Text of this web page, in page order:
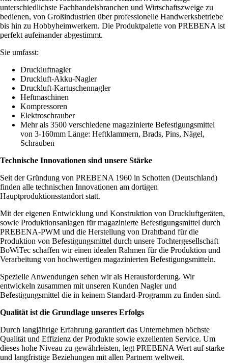
unterschiedlichste Fachhandelsbranchen und Wirtschaftszweige zu
bedienen, von Großindustrien über professionelle Handwerksbetriebe
bis hin zu Hobbyheimwerkern. Die Produktpalette von PREBENA ist
perfekt aufeinander abgestimmt.
Sie umfasst:
Druckluftnagler
Druckluft-Akku-Nagler
Druckluft-Kartuschennagler
Heftmaschinen
Kompressoren
Elektroschrauber
Mehr als 3500 verschiedene magazinierte Befestigungsmittel
von 3-160mm Länge: Heftklammern, Brads, Pins, Nägel,
Schrauben
Technische Innovationen sind unsere Stärke
Seit der Gründung von PREBENA 1960 in Schotten (Deutschland)
finden alle technischen Innovationen am dortigen
Hauptproduktionsstandort statt.
Mit der eigenen Entwicklung und Konstruktion von Druckluftgeräten,
sowie Produktionsanlagen für magazinierte Befestigungsmittel durch
PREBENA-PWM und die Herstellung von Drahtband für die
Produktion von Befestigungsmittel durch unsere Tochtergesellschaft
BoWiTec schaffen wir einen idealen Rahmen für die Produktion und
Verarbeitung von hochwertigen magazinierten Befestigungsmitteln.
Spezielle Anwendungen sehen wir als Herausforderung. Wir
entwickeln zusammen mit unseren Kunden Nagler und
Befestigungsmittel die in keinem Standard-Programm zu finden sind.
Qualität ist die Grundlage unseres Erfolgs
Durch langjährige Erfahrung garantiert das Unternehmen höchste
Qualität und Effizienz der Produkte sowie exzellenten Service. Um
dieses hohe Niveau zu gewährleisten, legt PREBENA Wert auf starke
und langfristige Beziehungen mit allen Partnern weltweit.